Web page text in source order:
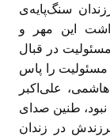
سنگ‌پایه‌ی
این مهر و
در قبال
مسئولیت را پاس
علی‌اکبر
طنین صدای
در زندان